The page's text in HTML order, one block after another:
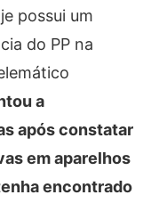
possui um
do PP na
a
após constatar
em aparelhos
encontrado